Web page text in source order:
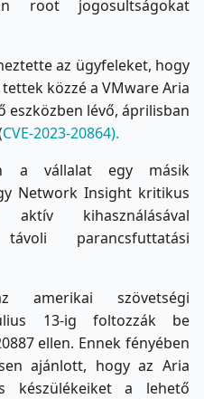
root jogosultságokat
az ügyfeleket, hogy
közzé a VMware Aria
eszközben lévő, áprilisban
CVE-2023-20864).
a vállalat egy másik
Network Insight kritikus
kihasználásával
parancsfuttatási
szövetségi
13-ig foltozzák be
ellen. Ennek fényében
ajánlott, hogy az Aria
készülékeiket a lehető